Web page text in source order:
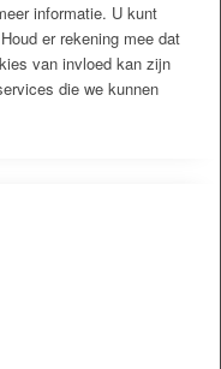
informatie. U kunt
er rekening mee dat
van invloed kan zijn
die we kunnen